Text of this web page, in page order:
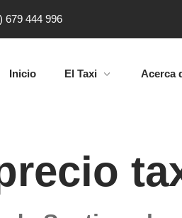
679 444 996
Inicio El Taxi Acerca